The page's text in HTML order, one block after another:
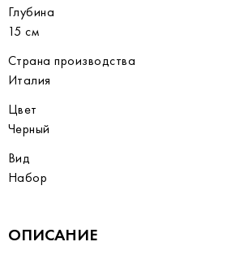
Глубина
15 см
Страна производства
Италия
Цвет
Черный
Вид
Набор
ОПИСАНИЕ